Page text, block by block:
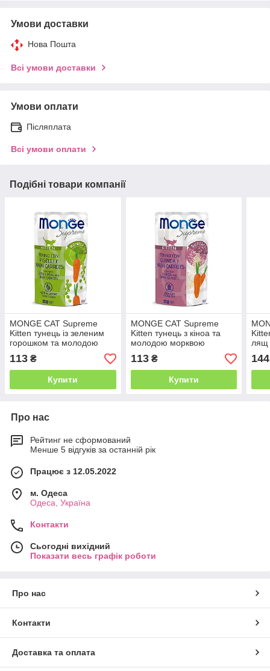
Умови доставки
Нова Пошта
Всі умови доставки
Умови оплати
Післяплата
Всі умови оплати
Подібні товари компанії
MONGE CAT Supreme
Kitten тунeць із зеленим
горошком та молодою
морквою
113 ₴
Купити
MONGE CAT Supreme
Kitten тунeць з кіноа та
молодою морквою
113₴
Купити
лящ
144
Про нас
Рейтинг не сформований
Менше 5 відгуків за останній рік
Працює з 12.05.2022
м. Одеса
Одеса, Україна
Контакти
Сьогодні вихідний
Показати весь графік роботи
Про нас
Контакти
Доставка та оплата